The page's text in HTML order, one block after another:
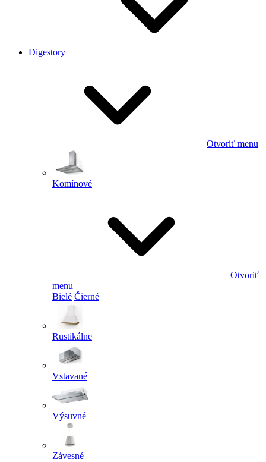
Digestory
Otvoriť menu
Komínové
Otvoriť
menu
Bielé Čierné
Rustikálne
Vstavané
Výsuvné
Závesné